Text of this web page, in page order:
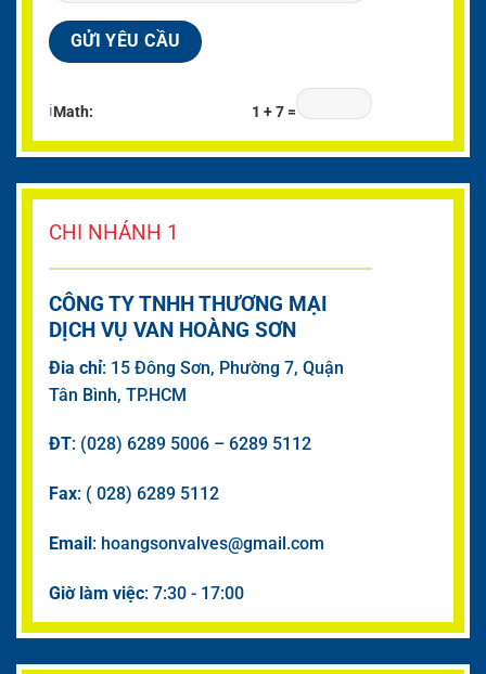
ℹMath: 1 + 7 =
CHI NHÁNH 1
CÔNG TY TNHH THƯƠNG MẠI
DỊCH VỤ VAN HOÀNG SƠN
Đia chỉ: 15 Đông Sơn, Phường 7, Quận
Tân Bình, TP.HCM
ĐT: (028) 6289 5006 – 6289 5112
Fax: ( 028) 6289 5112
Email: hoangsonvalves@gmail.com
Giờ làm việc: 7:30 - 17:00